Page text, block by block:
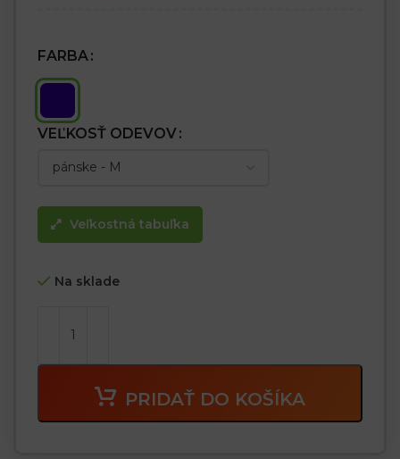
– Otvor na slúchadlá z ľavého náprsného vrecka
– Spodný lem vzadu elastický pre lepšie prispôsobenie postave
Vhodné aj na športové aktivity a turistiku.
FARBA
VEĽKOSŤ ODEVOV
Veľkostná tabuľka
Na sklade
PRIDAŤ DO KOŠÍKA